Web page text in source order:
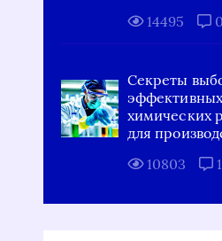
14495
0
Секреты
эффективных
химических
для
10803
1